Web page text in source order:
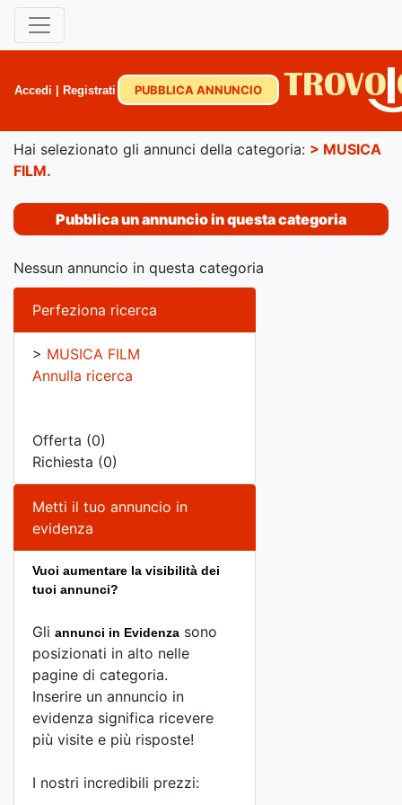
Accedi Registrati PUBBLICA ANNUNCIO
Hai selezionato gli annunci della categoria: > MUSICA
FILM.
Pubblica un annuncio in questa categoria
Nessun annuncio in questa categoria
Perfeziona ricerca
> MUSICA FILM
Annulla ricerca
Offerta (0)
Richiesta (0)
Metti il tuo annuncio in
evidenza
Vuoi aumentare la visibilità dei
tuoi annunci?
Gli annunci in Evidenza sono
posizionati in alto nelle
pagine di categoria.
Inserire un annuncio in
evidenza significa ricevere
più visite e più risposte!
I nostri incredibili prezzi: